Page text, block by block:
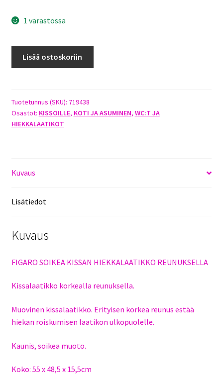
1 varastossa
Lisää ostoskoriin
Tuotetunnus (SKU): 719438
Osastot: KISSOILLE, KOTI JA ASUMINEN, WC:T JA
HIEKKALAATIKOT
Kuvaus
Lisätiedot
Kuvaus
FIGARO SOIKEA KISSAN HIEKKALAATIKKO REUNUKSELLA
Kissalaatikko korkealla reunuksella.
Muovinen kissalaatikko. Erityisen korkea reunus estää
hiekan roiskumisen laatikon ulkopuolelle.
Kaunis, soikea muoto.
Koko: 55 x 48,5 x 15,5cm